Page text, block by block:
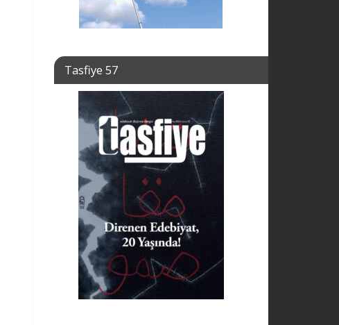
Tasfiye 57